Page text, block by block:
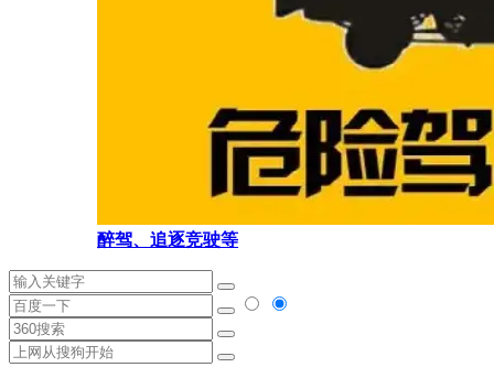
醉驾、追逐竞驶等